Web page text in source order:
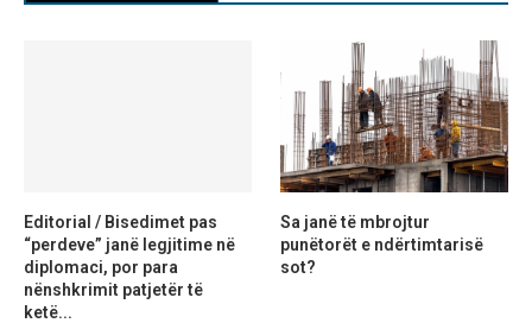
Editorial / Bisedimet pas
“perdeve” janë legjitime në
diplomaci, por para
nënshkrimit patjetër të
ketë...
Sa janë të mbrojtur
punëtorët e ndërtimtarisë
sot?